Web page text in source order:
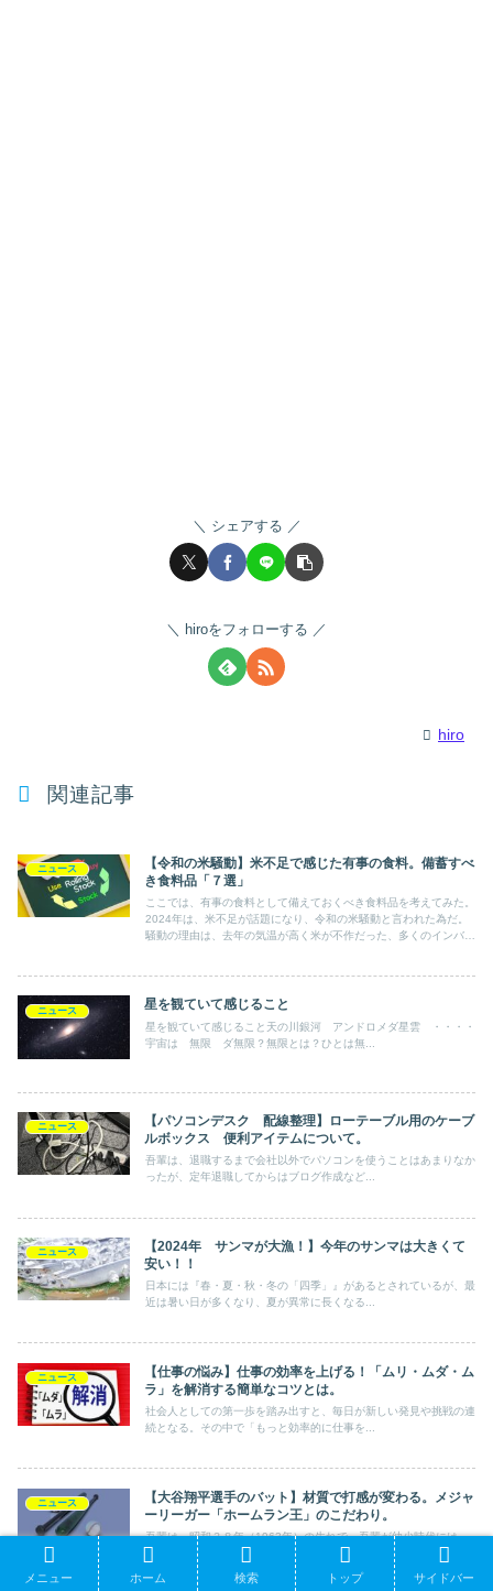
シェアする
hiroをフォローする
hiro
関連記事
ニュース
【令和の米騒動】米不足で感じた有事の食料。備蓄すべ
き食料品「７選」
ここでは、有事の食料として備えておくべき食料品を考えてみた。
2024年は、米不足が話題になり、令和の米騒動と言われた為だ。
騒動の理由は、去年の気温が高く米が不作だった、多くのインバウ
ニュース 星を観ていて感じること
星を観ていて感じること天の川銀河 アンドロメダ星雲 ・・・・
宇宙は 無限 ダ無限？無限とは？ひとは無...
ニュース
【パソコンデスク 配線整理】ローテーブル用のケーブ
ルボックス 便利アイテムについて。
吾輩は、退職するまで会社以外でパソコンを使うことはあまりなか
ったが、定年退職してからはブログ作成など...
ニュース
【2024年 サンマが大漁！】今年のサンマは大きくて
安い！！
日本には『春・夏・秋・冬の「四季」』があるとされているが、最
近は暑い日が多くなり、夏が異常に長くなる...
ニュース
【仕事の悩み】仕事の効率を上げる！「ムリ・ムダ・ム
ラ」を解消する簡単なコツとは。
社会人としての第一歩を踏み出すと、毎日が新しい発見や挑戦の連
続となる。その中で「もっと効率的に仕事を...
ニュース
【大谷翔平選手のバット】材質で打感が変わる。メジャ
ーリーガー「ホームラン王」のこだわり。
吾輩は、昭和３８年（1963年）の生れで、吾輩が幼少時代には、
外で遊ぶと言ったら「野球」が一般的で、...
メニュー ホーム 検索 トップ サイドバー